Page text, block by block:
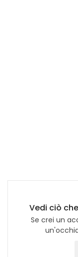
Vedi ciò
Se crei un